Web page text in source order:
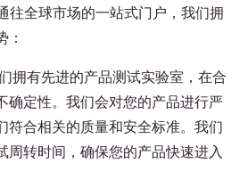
往全球市场的一站式门户，我们拥
：
拥有先进的产品测试实验室，在合
确定性。我们会对您的产品进行严
符合相关的质量和安全标准。我们
周转时间，确保您的产品快速进入